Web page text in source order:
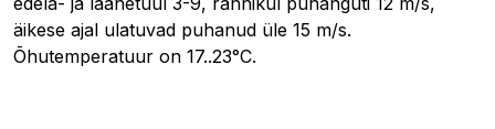
äikese ajal ulatuvad puhanud üle 15 m/s.
Õhutemperatuur on 17..23°C.